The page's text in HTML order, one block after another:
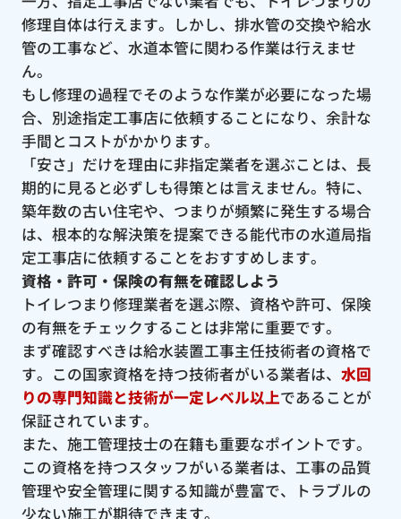
修理自体は行えます。しかし、排水管の交換や給水
管の工事など、水道本管に関わる作業は行えませ
ん。
もし修理の過程でそのような作業が必要になった場
合、別途指定工事店に依頼することになり、余計な
手間とコストがかかります。
「安さ」だけを理由に非指定業者を選ぶことは、長
期的に見ると必ずしも得策とは言えません。特に、
築年数の古い住宅や、つまりが頻繁に発生する場合
は、根本的な解決策を提案できる能代市の水道局指
定工事店に依頼することをおすすめします。
資格・許可・保険の有無を確認しよう
トイレつまり修理業者を選ぶ際、資格や許可、保険
の有無をチェックすることは非常に重要です。
まず確認すべきは給水装置工事主任技術者の資格で
す。この国家資格を持つ技術者がいる業者は、 水回
りの専門知識と技術が一定レベル以上であることが
保証されています。
また、施工管理技士の在籍も重要なポイントです。
この資格を持つスタッフがいる業者は、工事の品質
管理や安全管理に関する知識が豊富で、トラブルの
少ない施工が期待できます。